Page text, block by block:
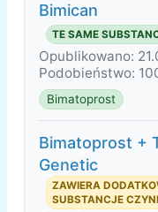
Bimican
TE SAME
Opublikowano:
Podobieństwo:
Bimatoprost
Bimatoprost +
Genetic
ZAWIERA
SUBSTANCJE